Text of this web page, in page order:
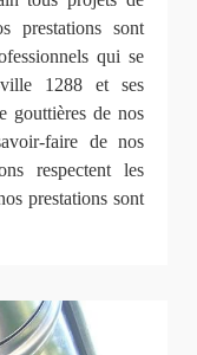
prestations sont
qui se
1288 et ses
gouttières de nos
faire de nos
respectent les
prestations sont